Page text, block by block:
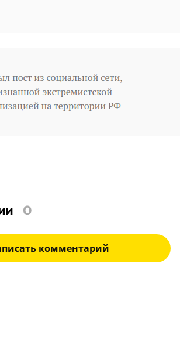
0
комментарий